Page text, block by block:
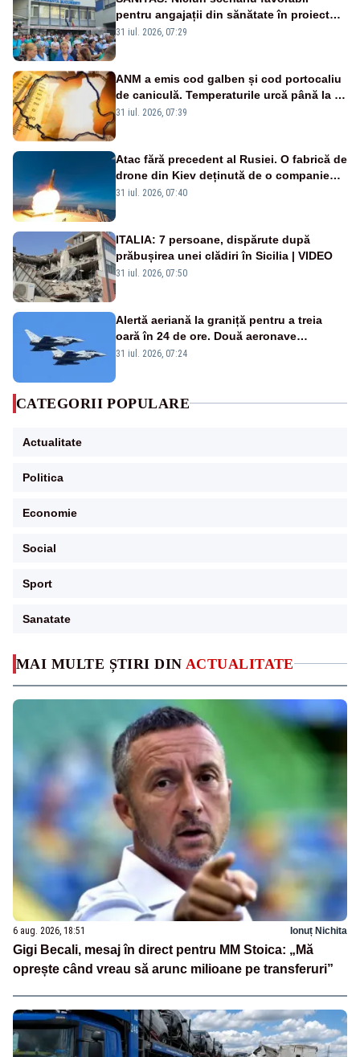
MAI MULTE ȘTIRI DIN ACTUALITATE
6 aug. 2026, 18:51 Ionuț Nichita
Gigi Becali, mesaj în direct pentru MM Stoica: „Mă
oprește când vreau să arunc milioane pe transferuri”
pentru angajații din sănătate în proiectul
Legii salarizării
31 iul. 2026, 07:29
ANM a emis cod galben și cod portocaliu
de caniculă. Temperaturile urcă până la 38
de grade, iar nopțile devin tropicale
31 iul. 2026, 07:39
Atac fără precedent al Rusiei. O fabrică de
drone din Kiev deținută de o companie
americană, distrusă de o rachetă
31 iul. 2026, 07:40
ITALIA: 7 persoane, dispărute după
prăbușirea unei clădiri în Sicilia | VIDEO
31 iul. 2026, 07:50
Alertă aeriană la graniță pentru a treia
oară în 24 de ore. Două aeronave
Eurofighter britanice au fost ridicate de la
31 iul. 2026, 07:24
CATEGORII POPULARE
Actualitate
Politica
Economie
Social
Sport
Sanatate